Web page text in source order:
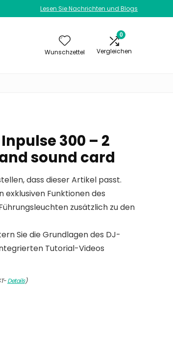
Lesen Sie Nachrichten und Blogs
Wunschzettel
0
Vergleichen
300 – 2
sound card
dass dieser Artikel passt.
exklusiven Funktionen des
zusätzlich zu den
Sie die Grundlagen des DJ-
Tutorial-Videos
Details)